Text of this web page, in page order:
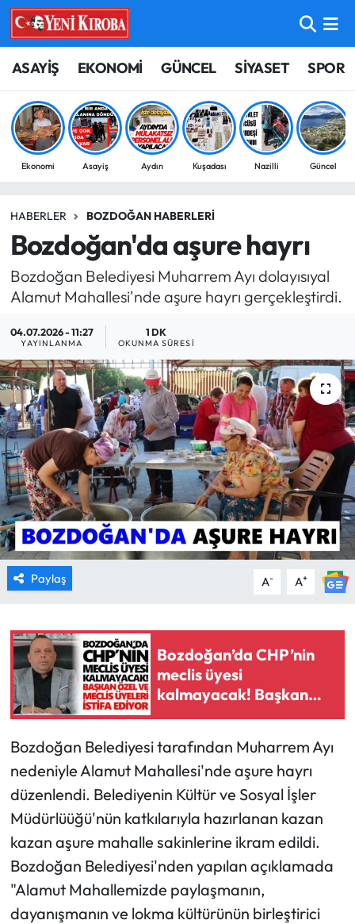
ASAYİŞ EKONOMİ GÜNCEL SİYASET SPOR
Ekonomi Asayiş Aydın Kuşadası Nazilli Güncel
HABERLER BOZDOĞAN HABERLERI
Bozdoğan'da aşure hayrı
Bozdoğan Belediyesi Muharrem Ayı dolayısıyal
Alamut Mahallesi'nde aşure hayrı gerçekleştirdi.
04.07.2026 - 11:27
YAYINLANMA
1 DK
OKUNMA SÜRESI
Paylaş A- A+
Bozdoğan’da CHP’nin
meclis üyesi
kalmayacak! Başkan
Özel ve meclis üyeleri
Bozdoğan Belediyesi tarafından Muharrem Ayı
nedeniyle Alamut Mahallesi'nde aşure hayrı
düzenlendi. Belediyenin Kültür ve Sosyal İşler
Müdürlüüğü'nün katkılarıyla hazırlanan kazan
kazan aşure mahalle sakinlerine ikram edildi.
Bozdoğan Belediyesi'nden yapılan açıklamada
"Alamut Mahallemizde paylaşmanın,
dayanışmanın ve lokma kültürünün birleştirici
ASAYİŞ
BİLİM-TEKNOLOJİ
ÇEVRE
EĞİTİM
EKONOMİ
GÜNCEL
GÜNDEM
MAGAZİN
SAĞLIK
SİYASET
SPOR
TARIM
TURİZM
YAŞAM
RESMİ İLANLAR
HABER İLAN
Aydın Nöbetçi Eczaneler
Aydın Hava Durumu
Aydin Namaz Vakitleri
Süper Lig Puan Durumu ve Fikstür
Tüm Manşetler
Son Dakika Haberleri
Haber Arşivi